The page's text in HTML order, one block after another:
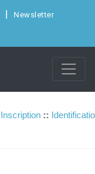
Newsletter
Inscription ::